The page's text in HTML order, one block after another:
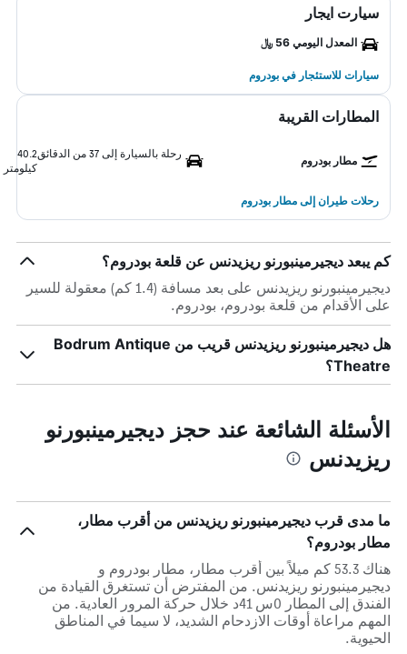
سيارت ايجار
المعدل اليومي 56 ﷼
سيارات للاستئجار في بودروم
المطارات القريبة
مطار بودروم
رحلة بالسيارة إلى 37 من الدقائق
40.2
كيلومتر
رحلات طيران إلى مطار بودروم
كم يبعد ديجيرمينبورنو ريزيدنس عن قلعة بودروم؟
ديجيرمينبورنو ريزيدنس على بعد مسافة (1.4 كم) معقولة للسير
على الأقدام من قلعة بودروم، بودروم.
هل ديجيرمينبورنو ريزيدنس قريب من Bodrum Antique
Theatre؟
الأسئلة الشائعة عند حجز ديجيرمينبورنو
ريزيدنس
ما مدى قرب ديجيرمينبورنو ريزيدنس من أقرب مطار،
مطار بودروم؟
هناك 53.3 كم ميلاً بين أقرب مطار، مطار بودروم و
ديجيرمينبورنو ريزيدنس. من المفترض أن تستغرق القيادة من
الفندق إلى المطار 0س 41د خلال حركة المرور العادية. من
المهم مراعاة أوقات الازدحام الشديد، لا سيما في المناطق
الحيوية.